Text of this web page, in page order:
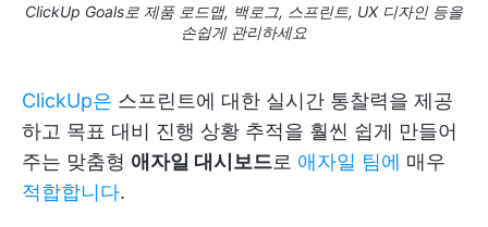
ClickUp Goals로 제품 로드맵, 백로그, 스프린트, UX 디자인 등을
손쉽게 관리하세요
ClickUp은 스프린트에 대한 실시간 통찰력을 제공
하고 목표 대비 진행 상황 추적을 훨씬 쉽게 만들어
주는 맞춤형 애자일 대시보드로 애자일 팀에 매우
적합합니다.